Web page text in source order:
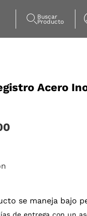
Buscar
Producto
Acero
se maneja bajo